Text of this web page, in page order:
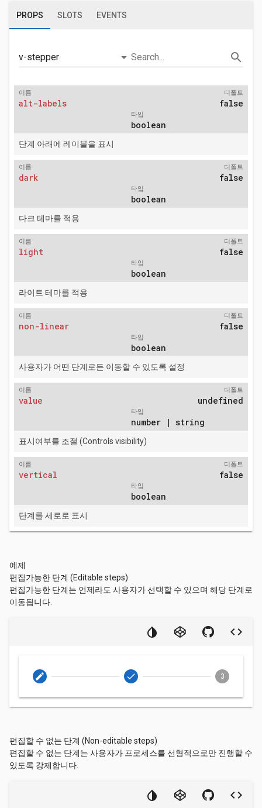
PROPS SLOTS EVENTS
v-stepper arrow_drop_down Search... search
이름
alt-labels
디폴트
false
타입
boolean
단계 아래에 레이블을 표시
이름
dark
디폴트
false
타입
boolean
다크 테마를 적용
이름
light
디폴트
false
타입
boolean
라이트 테마를 적용
이름
non-linear
디폴트
false
타입
boolean
사용자가 어떤 단계로든 이동할 수 있도록 설정
이름
value
디폴트
undefined
타입
number | string
표시여부를 조절 (Controls visibility)
이름
vertical
디폴트
false
타입
boolean
단계를 세로로 표시
예제
편집가능한 단계 (Editable steps)
편집가능한 단계는 언제라도 사용자가 선택할 수 있으며 해당 단계로
이동됩니다.
edit check 3
편집할 수 없는 단계 (Non-editable steps)
편집할 수 없는 단계는 사용자가 프로세스를 선형적으로만 진행할 수
있도록 강제합니다.